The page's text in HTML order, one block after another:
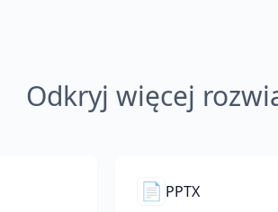
Odkryj więcej
📄 PPTX